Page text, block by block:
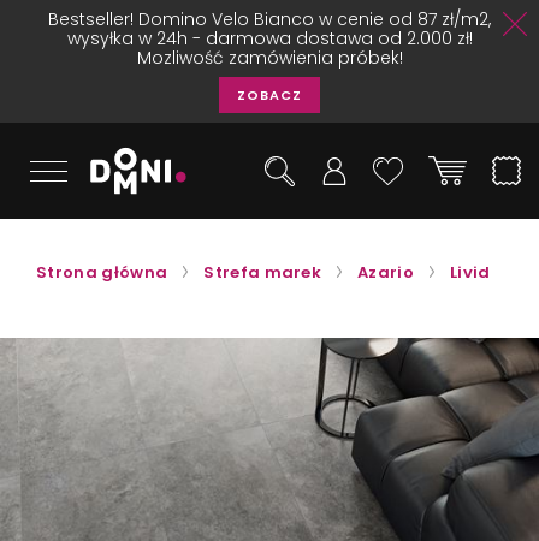
Bestseller! Domino Velo Bianco w cenie od 87 zł/m2,
wysyłka w 24h - darmowa dostawa od 2.000 zł!
Mozliwość zamówienia próbek!
ZOBACZ
Strona główna Strefa marek Azario Livid